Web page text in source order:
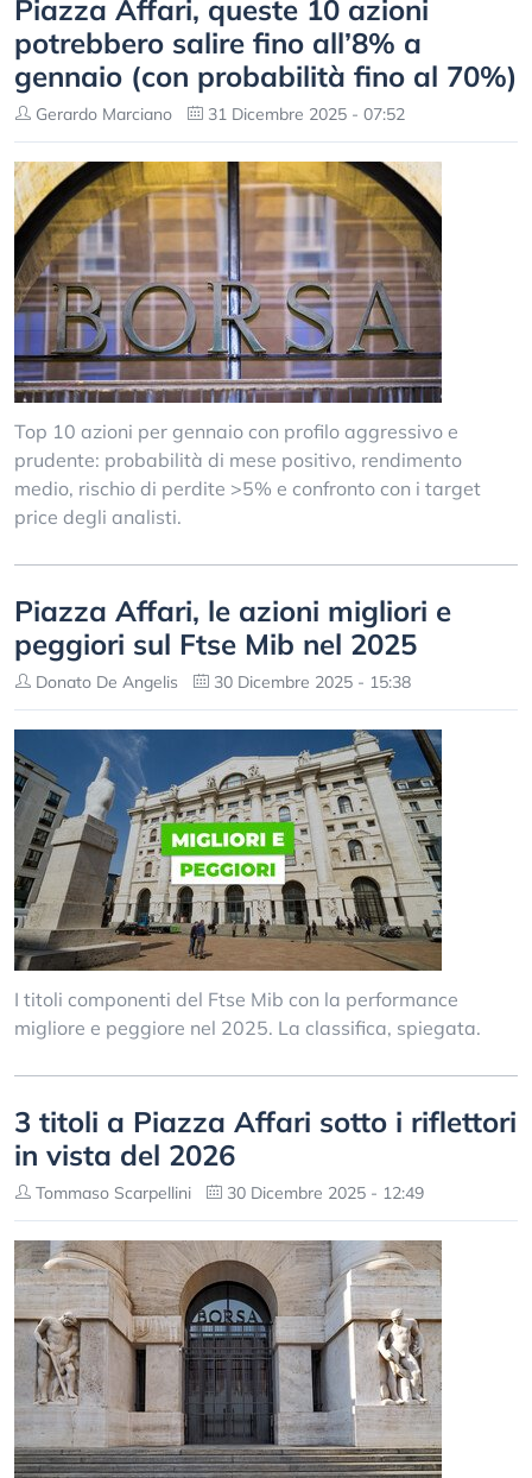
Piazza Affari, queste 10 azioni
potrebbero salire fino all’8% a
gennaio (con probabilità fino al 70%)
Gerardo Marciano 31 Dicembre 2025 - 07:52
Top 10 azioni per gennaio con profilo aggressivo e
prudente: probabilità di mese positivo, rendimento
medio, rischio di perdite >5% e confronto con i target
price degli analisti.
Piazza Affari, le azioni migliori e
peggiori sul Ftse Mib nel 2025
Donato De Angelis 30 Dicembre 2025 - 15:38
I titoli componenti del Ftse Mib con la performance
migliore e peggiore nel 2025. La classifica, spiegata.
3 titoli a Piazza Affari sotto i riflettori
in vista del 2026
Tommaso Scarpellini 30 Dicembre 2025 - 12:49